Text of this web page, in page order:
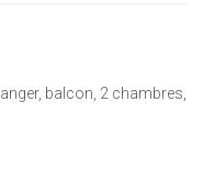
balcon, 2 chambres,